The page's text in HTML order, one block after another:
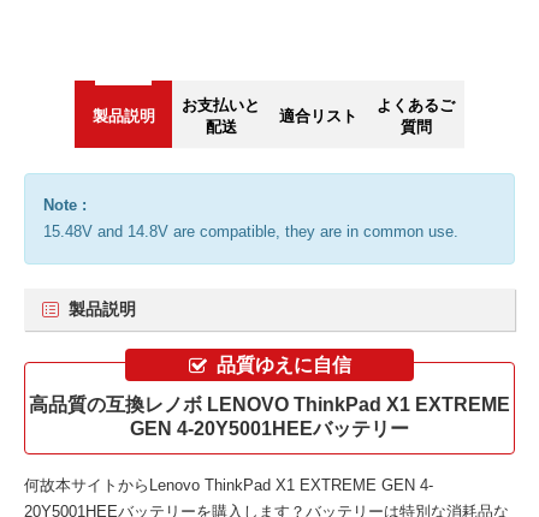
製品説明
お支払いと
配送
適合リスト
よくあるご
質問
Note :
15.48V and 14.8V are compatible, they are in common use.
製品説明
品質ゆえに自信
高品質の互換レノボ LENOVO ThinkPad X1 EXTREME
GEN 4-20Y5001HEEバッテリー
何故本サイトから Lenovo ThinkPad X1 EXTREME GEN 4-
20Y5001HEEバッテリーを購入します？バッテリーは特別な消耗品な